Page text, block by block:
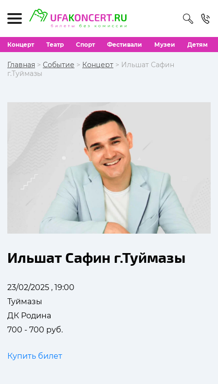
Концерт Театр Спорт Фестивали Музеи Детям
Главная > Событие > Концерт > Ильшат Сафин
г.Туймазы
Ильшат Сафин г.Туймазы
23/02/2025 , 19:00
Туймазы
ДК Родина
700 - 700 руб.
Купить билет